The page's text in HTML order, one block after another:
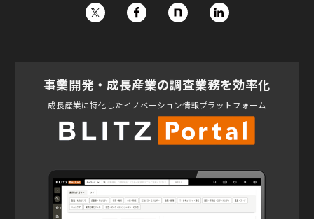
事業開発・成長産業の調査業務を効率化
成長産業に特化したイノベーション情報プラットフォーム